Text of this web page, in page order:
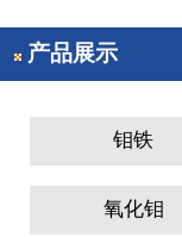
产品展示
钼铁
氧化钼